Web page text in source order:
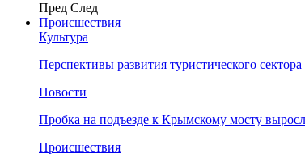
Пред След
Происшествия
Культура
Перспективы развития туристического
Новости
Пробка на подъезде к Крымскому мосту
Происшествия